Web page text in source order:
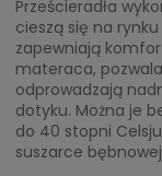
Prześcieradła
cieszą się na
zapewniają
materaca,
odprowadzają
dotyku. Można je
do 40 stopni
suszarce